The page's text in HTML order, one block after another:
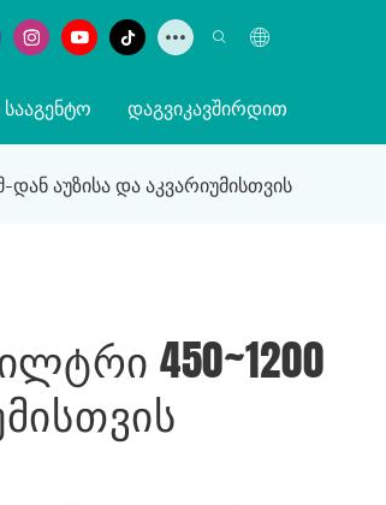
ᲓᲐᲒᲕᲘᲙᲐᲕᲨᲘᲠᲓᲘᲗ
აუზისა და აკვარიუმისთვის
450~1200